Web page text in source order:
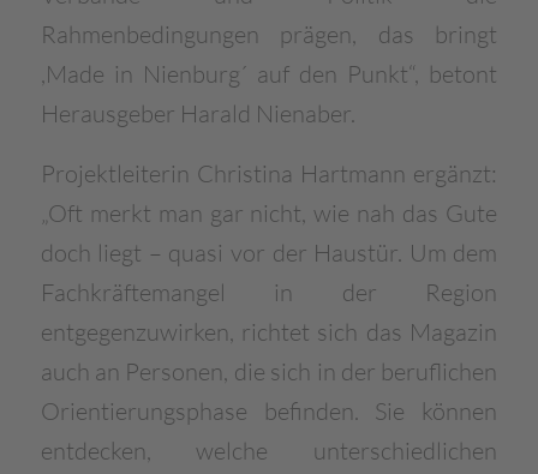
Rahmenbedingungen prägen, das bringt
,Made in Nienburg´ auf den Punkt“, betont
Herausgeber Harald Nienaber.
Projektleiterin Christina Hartmann ergänzt:
„Oft merkt man gar nicht, wie nah das Gute
doch liegt – quasi vor der Haustür. Um dem
Fachkräftemangel in der Region
entgegenzuwirken, richtet sich das Magazin
auch an Personen, die sich in der beruflichen
Orientierungsphase befinden. Sie können
entdecken, welche unterschiedlichen